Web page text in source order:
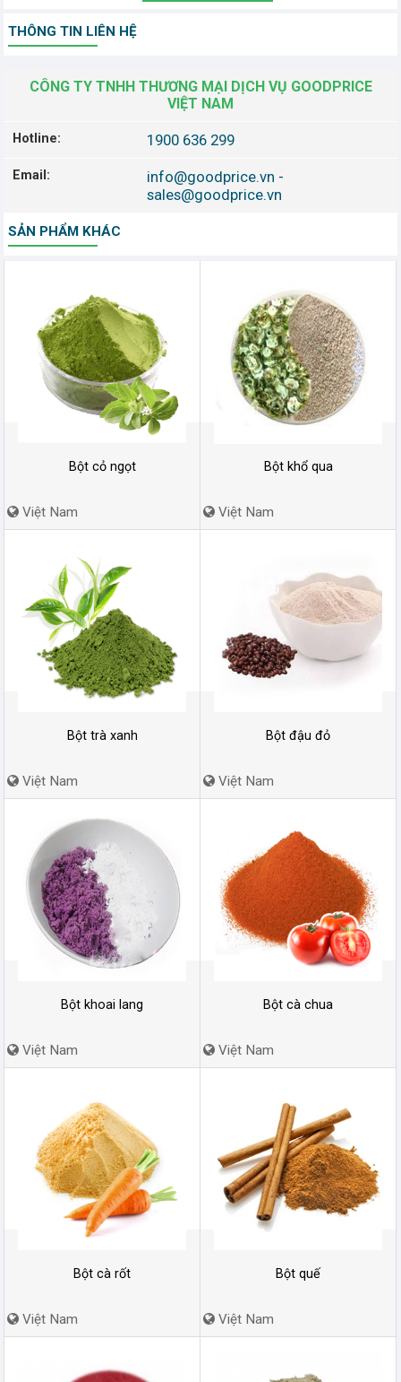
THÔNG TIN LIÊN HỆ
CÔNG TY TNHH THƯƠNG MẠI DỊCH VỤ GOODPRICE
VIỆT NAM
Hotline: 1900 636 299
Email: info@goodprice.vn -
sales@goodprice.vn
SẢN PHẨM KHÁC
Bột cỏ ngọt
Việt Nam
Bột khổ qua
Việt Nam
Bột trà xanh
Việt Nam
Bột đậu đỏ
Việt Nam
Bột khoai lang
Việt Nam
Bột cà chua
Việt Nam
Bột cà rốt
Việt Nam
Bột quế
Việt Nam